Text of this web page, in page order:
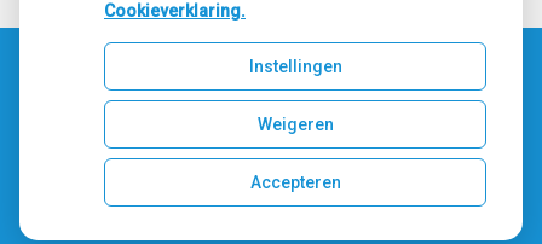
de
Uw Zorg Online|Beheer
Cookie-instellingen
Cookieverklaring.
Instellingen
Weigeren
Accepteren